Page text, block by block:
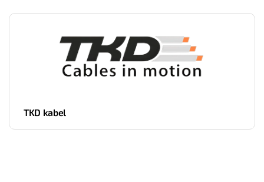
TKD kabel